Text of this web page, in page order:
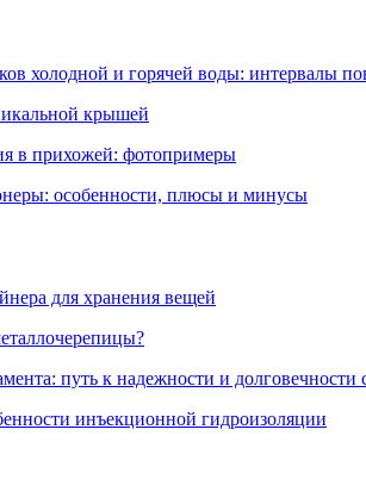
холодной и горячей воды: интервалы
крышей
в прихожей: фотопримеры
особенности, плюсы и минусы
для хранения вещей
путь к надежности и долговечности
инъекционной гидроизоляции